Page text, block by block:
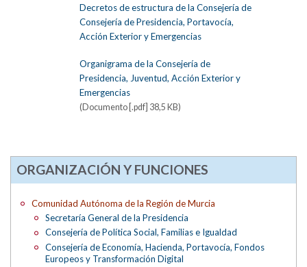
Decretos de estructura de la Consejería de
Consejería de Presidencia, Portavocía,
Acción Exterior y Emergencias
Organigrama de la Consejería de
Presidencia, Juventud, Acción Exterior y
Emergencias
(Documento [.pdf] 38,5 KB)
ORGANIZACIÓN Y FUNCIONES
Comunidad Autónoma de la Región de Murcia
Secretaría General de la Presidencia
Consejería de Política Social, Familias e Igualdad
Consejería de Economía, Hacienda, Portavocía, Fondos
Europeos y Transformación Digital